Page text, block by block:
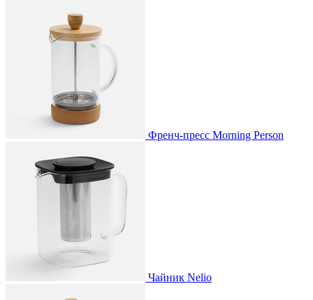
Френч-пресс Morning Person
Чайник Nelio